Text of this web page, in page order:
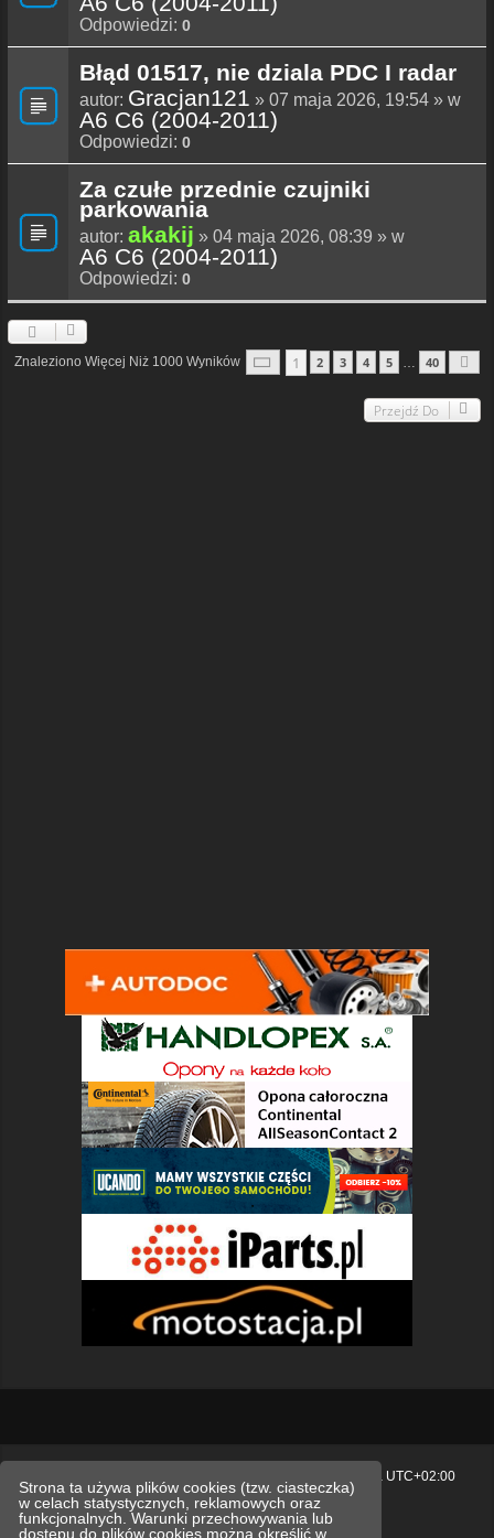
Strona ta używa plików cookies (tzw. ciasteczka)
w celach statystycznych, reklamowych oraz
funkcjonalnych. Warunki przechowywania lub
dostępu do plików cookies można określić w
Odpowiedzi: 0
Błąd 01517, nie dziala PDC I radar
autor: Gracjan121 » 07 maja 2026, 19:54 » w
A6 C6 (2004-2011)
Odpowiedzi: 0
Za czułe przednie czujniki
parkowania
autor: akakij » 04 maja 2026, 08:39 » w
A6 C6 (2004-2011)
Odpowiedzi: 0
Znaleziono Więcej Niż 1000 Wyników Strona1 40
1 2 3 4 5 40
Przejdź Do
UTC+02:00
Polityka prywatności.